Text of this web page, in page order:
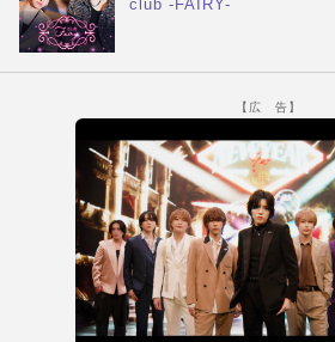
club -FAIRY-
【広 告】